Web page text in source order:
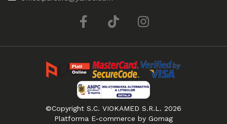
©Copyright S.C. VIOKAMED S.R.L. 2026
Platforma E-commerce by Gomag